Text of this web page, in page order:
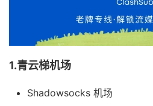
1.青云梯机场
Shadowsocks 机场